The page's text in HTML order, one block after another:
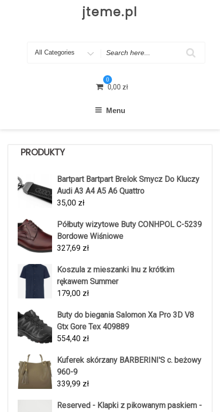
jteme.pl
Search
0
0,00 zł
Menu
PRODUKTY
Bartpart Bartpart Brelok Smycz Do Kluczy
Audi A3 A4 A5 A6 Quattro
35,00 zł
Półbuty wizytowe Buty CONHPOL C-5239
Bordowe Wiśniowe
327,69 zł
Koszula z mieszanki lnu z krótkim
rękawem Summer
179,00 zł
Buty do biegania Salomon Xa Pro 3D V8
Gtx Gore Tex 409889
554,40 zł
Kuferek skórzany BARBERINI'S c. beżowy
960-9
339,99 zł
Reserved - Klapki z pikowanym paskiem -